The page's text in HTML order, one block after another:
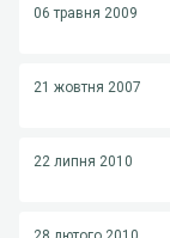
06 травня 2009
21 жовтня 2007
22 липня 2010